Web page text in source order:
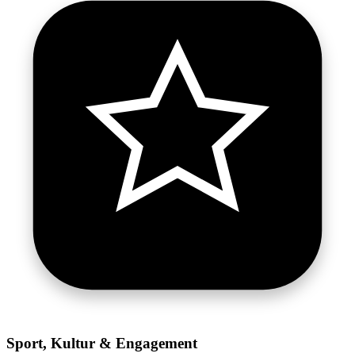
Sport, Kultur & Engagement